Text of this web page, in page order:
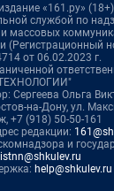
«161.ру» (18+)
службой по
массовых
от 06.02.2023 г.
Сергеева Ольга
на-Дону, ул.
+7 (918) 50-50-161
редакции:
и
help@shkulev.ru